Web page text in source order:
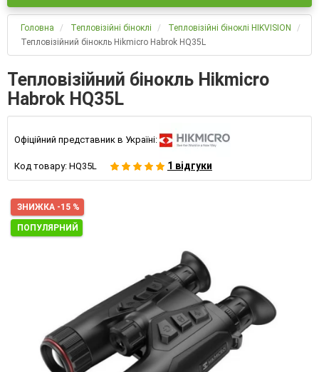
Головна Тепловізійні біноклі
Тепловізійні біноклі HIKVISION
Тепловізійний бінокль Hikmicro Habrok HQ35L
Тепловізійний бінокль Hikmicro
Habrok HQ35L
Офіційний представник в Україні:
Код товару: HQ35L 1 відгуки
ЗНИЖКА -15 %
ПОПУЛЯРНИЙ